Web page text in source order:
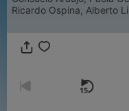
Ricardo Ospina, Alberto